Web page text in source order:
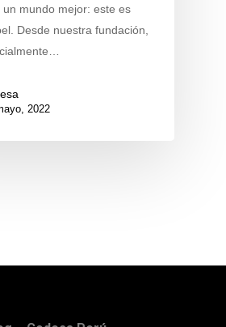
mundo mejor: este es
Desde nuestra fundación,
2022